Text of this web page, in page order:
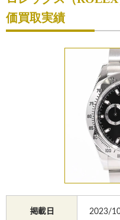
買取サービスのご案内
買取ブランド
お買物
価買取実績
掲載日 2023/